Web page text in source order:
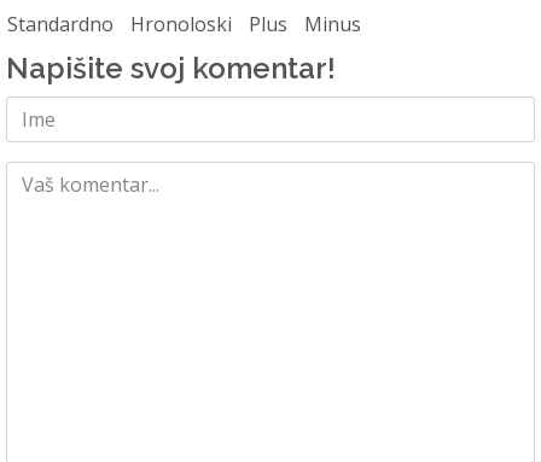
Standardno Hronoloski Plus Minus
Napišite svoj komentar!